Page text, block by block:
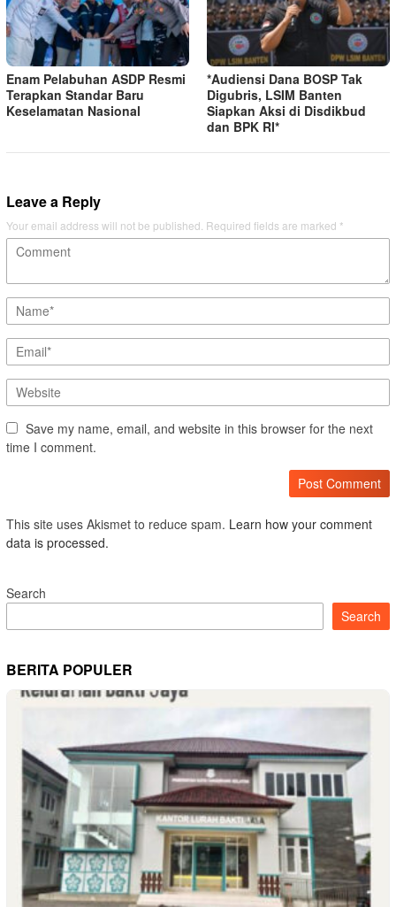
Enam Pelabuhan ASDP Resmi
Terapkan Standar Baru
Keselamatan Nasional
*Audiensi Dana BOSP Tak
Digubris, LSIM Banten
Siapkan Aksi di Disdikbud
dan BPK RI*
Leave a Reply
Your email address will not be published. Required fields are marked *
Save my name, email, and website in this browser for the next
time I comment.
This site uses Akismet to reduce spam. Learn how your comment
data is processed.
Search
Search
BERITA POPULER